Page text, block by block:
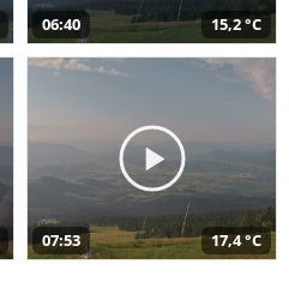
06:40 15,2 °C
07:53 17,4 °C